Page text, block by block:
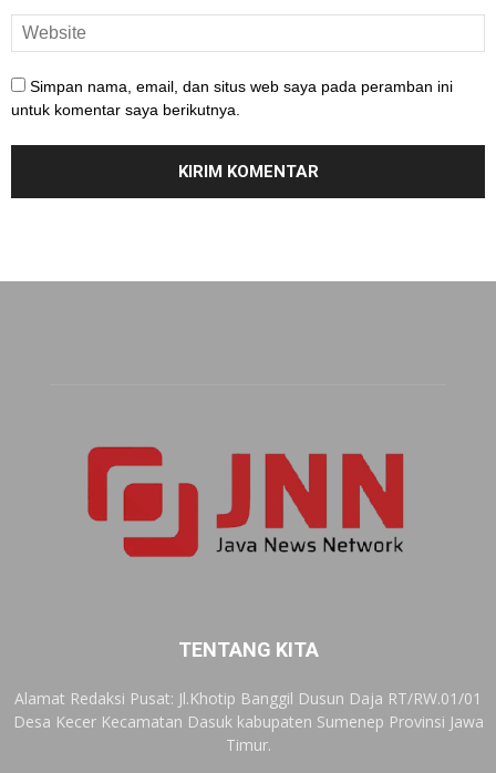
Simpan nama, email, dan situs web saya pada peramban ini
untuk komentar saya berikutnya.
TENTANG KITA
Alamat Redaksi Pusat: Jl.Khotip Banggil Dusun Daja RT/RW.01/01
Desa Kecer Kecamatan Dasuk kabupaten Sumenep Provinsi Jawa
Timur.